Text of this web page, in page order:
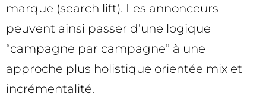
marque (search lift). Les annonceurs
peuvent ainsi passer d’une logique
“campagne par campagne” à une
approche plus holistique orientée mix et
incrémentalité.